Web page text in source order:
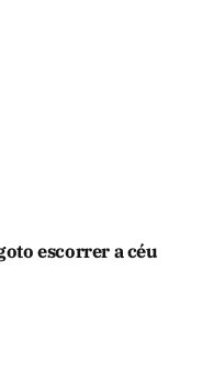
escorrer a céu